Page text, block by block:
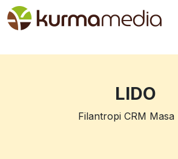
LIDO
Filantropi CRM Masa